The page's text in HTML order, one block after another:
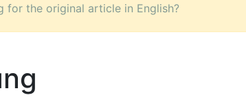
for the original article in English?